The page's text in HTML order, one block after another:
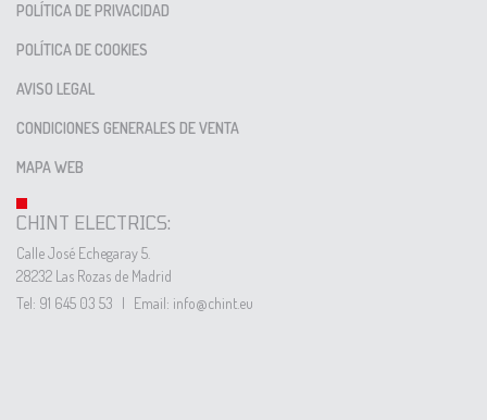
POLÍTICA DE PRIVACIDAD
POLÍTICA DE COOKIES
AVISO LEGAL
CONDICIONES GENERALES DE VENTA
MAPA WEB
CHINT ELECTRICS:
Calle José Echegaray 5.
28232 Las Rozas de Madrid
Tel: 91 645 03 53 | Email: info@chint.eu